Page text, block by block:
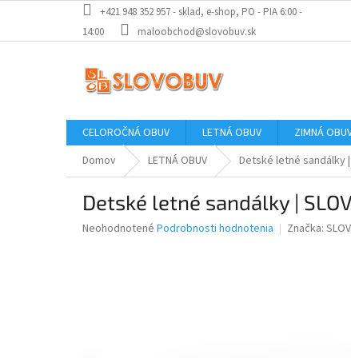
obsah
+421 948 352 957 - sklad, e-shop, PO - PIA 6:00 -
14:00
maloobchod@slovobuv.sk
CELOROČNÁ OBUV LETNÁ OBUV ZIMNÁ
Domov
LETNÁ OBUV Detské letné sandálky |
Detské letné sandálky |
Priemerné
Neohodnotené Podrobnosti hodnotenia Značka: